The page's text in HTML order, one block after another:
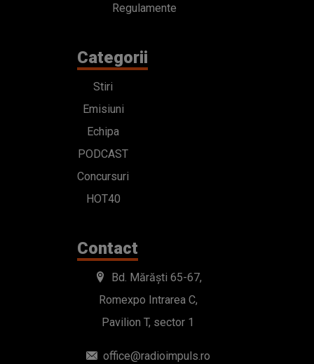
Regulamente
Categorii
Stiri
Emisiuni
Echipa
PODCAST
Concursuri
HOT40
Contact
Bd. Mărăști 65-67,
Romexpo Intrarea C,
Pavilion T, sector 1
office@radioimpuls.ro